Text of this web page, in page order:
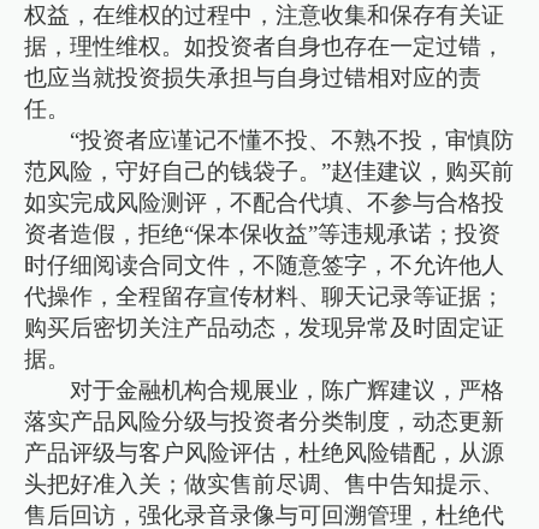
权益，在维权的过程中，注意收集和保存有关证
据，理性维权。如投资者自身也存在一定过错，
也应当就投资损失承担与自身过错相对应的责
任。
“投资者应谨记不懂不投、不熟不投，审慎防
范风险，守好自己的钱袋子。”赵佳建议，购买前
如实完成风险测评，不配合代填、不参与合格投
资者造假，拒绝“保本保收益”等违规承诺；投资
时仔细阅读合同文件，不随意签字，不允许他人
代操作，全程留存宣传材料、聊天记录等证据；
购买后密切关注产品动态，发现异常及时固定证
据。
对于金融机构合规展业，陈广辉建议，严格
落实产品风险分级与投资者分类制度，动态更新
产品评级与客户风险评估，杜绝风险错配，从源
头把好准入关；做实售前尽调、售中告知提示、
售后回访，强化录音录像与可回溯管理，杜绝代